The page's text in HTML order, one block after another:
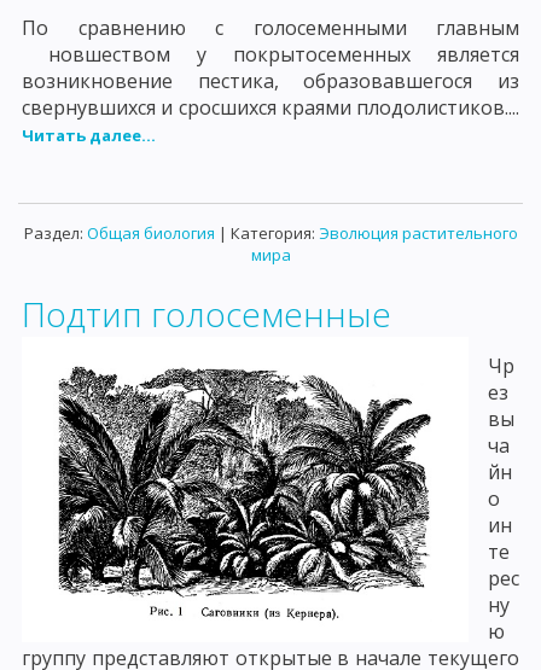
По сравнению с голосеменными главным
новшеством у покрытосеменных является
возникновение пестика, образовавшегося из
свернувшихся и сросшихся краями плодолистиков....
Читать далее...
Раздел: Общая биология | Категория: Эволюция растительного
мира
Подтип голосеменные
Чр
ез
вы
ча
йн
о
ин
те
рес
ну
ю
группу представляют открытые в начале текущего